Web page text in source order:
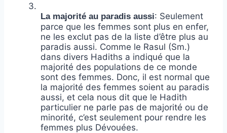
3.
La majorité au paradis aussi: Seulement
parce que les femmes sont plus en enfer,
ne les exclut pas de la liste d’être plus au
paradis aussi. Comme le Rasul (Sm.)
dans divers Hadiths a indiqué que la
majorité des populations de ce monde
sont des femmes. Donc, il est normal que
la majorité des femmes soient au paradis
aussi, et cela nous dit que le Hadith
particulier ne parle pas de majorité ou de
minorité, c’est seulement pour rendre les
femmes plus Dévouées.